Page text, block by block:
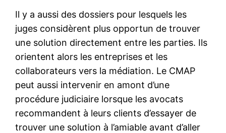
Il y a aussi des dossiers pour lesquels les
juges considèrent plus opportun de trouver
une solution directement entre les parties. Ils
orientent alors les entreprises et les
collaborateurs vers la médiation. Le CMAP
peut aussi intervenir en amont d’une
procédure judiciaire lorsque les avocats
recommandent à leurs clients d’essayer de
trouver une solution à l’amiable avant d’aller